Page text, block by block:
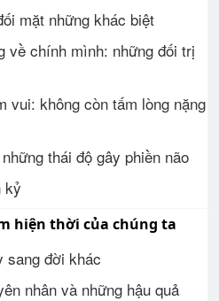
mặt những khác biệt
về chính mình: những đối trị
vui: không còn tấm lòng nặng
thái độ gây phiền não
kỷ
hiện thời của chúng ta
sang đời khác
nhân và những hậu quả